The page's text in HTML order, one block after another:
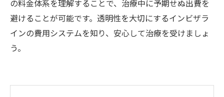
の料金体系を理解することで、治療中に予期せぬ出費を
避けることが可能です。透明性を大切にするインビザラ
インの費用システムを知り、安心して治療を受けましょ
う。